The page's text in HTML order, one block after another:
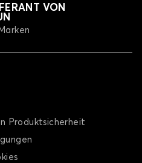
VON
Produktsicherheit